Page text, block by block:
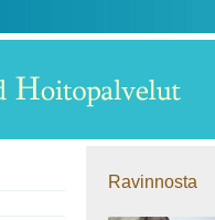
Ravinnosta